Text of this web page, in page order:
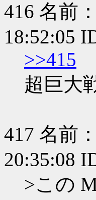
416 名前：
18:52:05
>>415
超巨大
417 名前：
20:35:08
>この